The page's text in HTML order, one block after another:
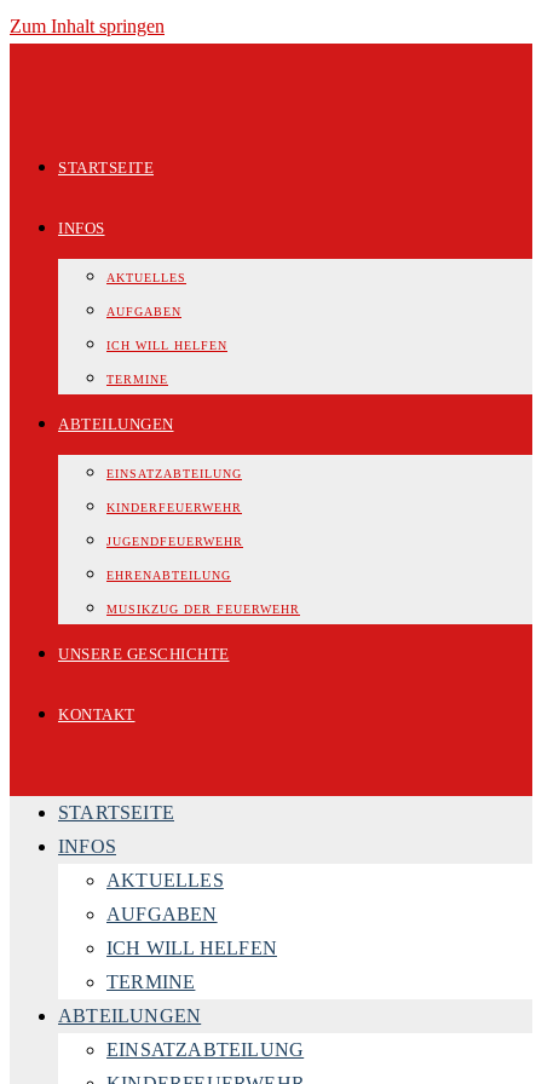
Zum Inhalt springen
STARTSEITE
INFOS
AKTUELLES
AUFGABEN
ICH WILL HELFEN
TERMINE
ABTEILUNGEN
EINSATZABTEILUNG
KINDERFEUERWEHR
JUGENDFEUERWEHR
EHRENABTEILUNG
MUSIKZUG DER FEUERWEHR
UNSERE GESCHICHTE
KONTAKT
STARTSEITE
INFOS
AKTUELLES
AUFGABEN
ICH WILL HELFEN
TERMINE
ABTEILUNGEN
EINSATZABTEILUNG